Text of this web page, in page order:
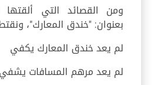
ومن القصائد التي
بعنوان: "خندق المعارك"،
لم يعد خندق المعارك يكفي
لم يعد مرهم المسافات يشفي